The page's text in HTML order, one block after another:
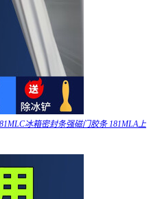
冰箱密封条强磁门胶条 181MLA上